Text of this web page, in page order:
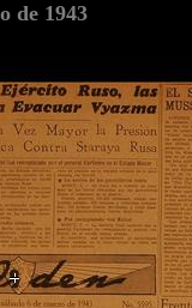
de 1943